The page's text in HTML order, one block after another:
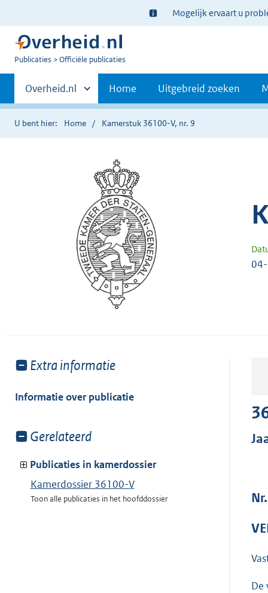
Ter
informatie:
Mogelijk ervaart u
U
Publicaties Officiële publicaties
Primaire
navigatie
Andere
sites
binnen
Overheid.nl Home Uitgebreid zoeken
U bent hier: Home Kamerstuk 36100-V, nr. 9
Toon
van:
Extra informatie
Informatie over publicatie
Toon
van:
Gerelateerd
Publicaties in kamerdossier
Kamerdossier 36100-V
Toon alle publicaties in het hoofddossier
De